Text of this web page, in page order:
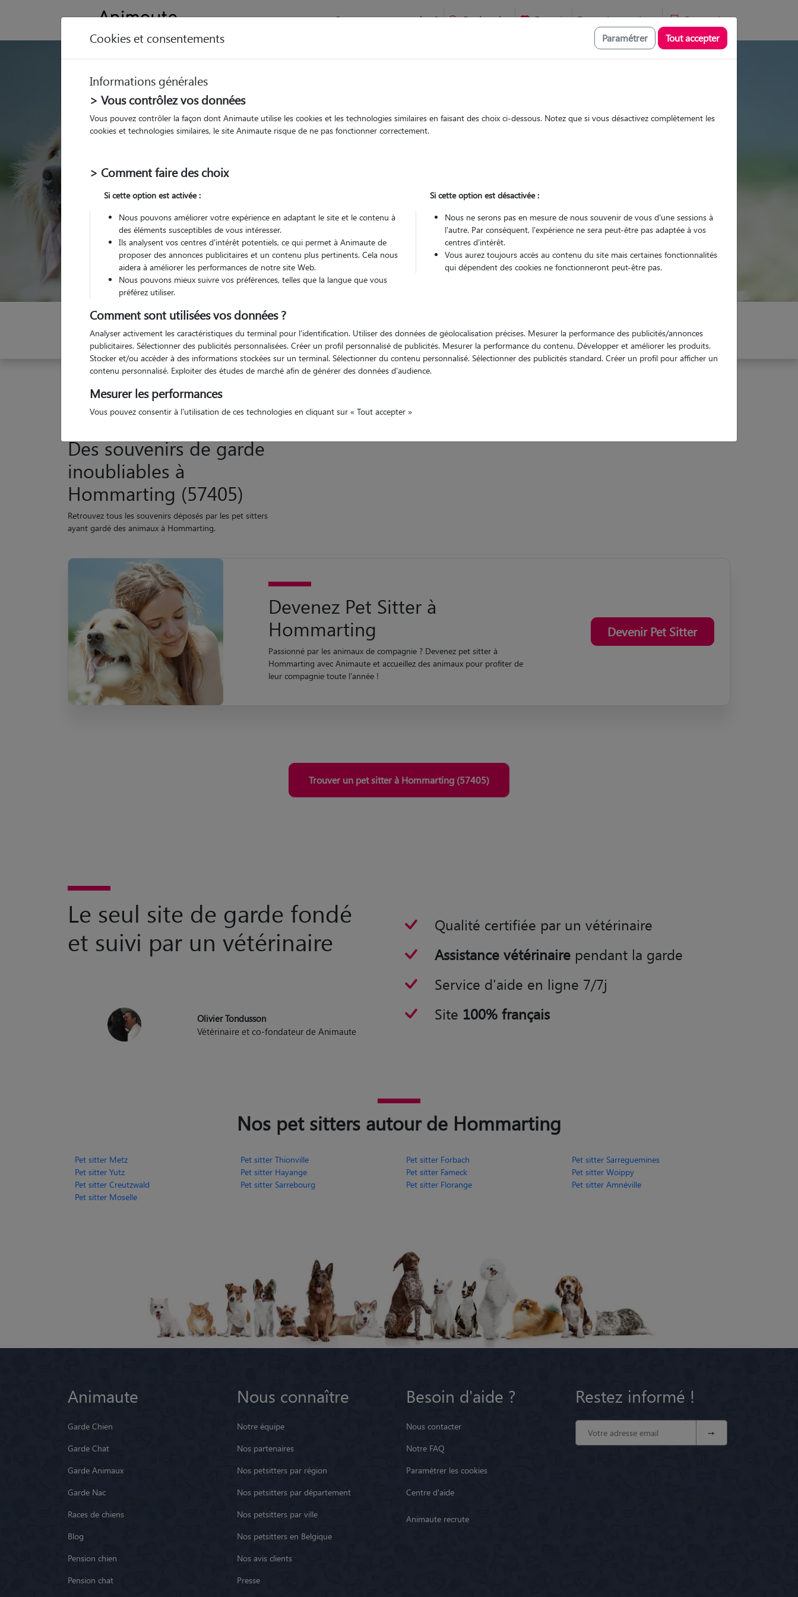
Comment ça marche ? Recherche Favoris Devenir pet sitter Connexion
GARDE ANIMAUX à Hommarting : Garde chien et chat en famille ou à domicile, visites et promenades
Trouvez une garde animaux à
Hommarting
Garde Promenades
Pour quel animal ?
Trouver mon Pet Sitter
Indiquez vos dates
Des souvenirs de garde
inoubliables à
Hommarting (57405)
Retrouvez tous les souvenirs déposés par les pet sitters
ayant gardé des animaux à Hommarting.
Devenez Pet Sitter à
Hommarting
Passionné par les animaux de compagnie ? Devenez pet sitter à
Hommarting avec Animaute et accueillez des animaux pour profiter de
leur compagnie toute l'année !
Devenir Pet Sitter
Trouver un pet sitter à Hommarting (57405)
Le seul site de garde fondé
et suivi par un vétérinaire
Qualité certifiée par un vétérinaire
Assistance vétérinaire pendant la garde
Service d'aide en ligne 7/7j
Site 100% français
Olivier Tondusson
Vétérinaire et co-fondateur de Animaute
Nos pet sitters autour de Hommarting
Pet sitter Metz Pet sitter Thionville Pet sitter Forbach
Pet sitter Sarreguemines
Pet sitter Yutz
Pet sitter Hayange Pet sitter Fameck
Pet sitter Woippy
Pet sitter Creutzwald
Pet sitter Sarrebourg Pet sitter Florange
Pet sitter Amnéville
Pet sitter Moselle
Animaute
Garde Chien
Garde Chat
Garde Animaux
Garde Nac
Races de chiens
Blog
Pension chien
Pension chat
Nous connaître
Notre équipe
Nos partenaires
Nos petsitters par région
Nos petsitters par département
Nos petsitters par ville
Nos petsitters en Belgique
Nos avis clients
Presse
Besoin d'aide ?
Nous contacter
Notre FAQ
Paramétrer les cookies
Centre d'aide
Animaute recrute
Restez informé !
Cookies et consentements Paramétrer Tout accepter
Informations générales
> Vous contrôlez vos données
Vous pouvez contrôler la façon dont Animaute utilise les cookies et les technologies similaires en faisant des choix ci-dessous. Notez que si vous désactivez complètement les
cookies et technologies similaires, le site Animaute risque de ne pas fonctionner correctement.
> Comment faire des choix
Si cette option est activée :
Nous pouvons améliorer votre expérience en adaptant le site et le contenu à
des éléments susceptibles de vous intéresser.
Ils analysent vos centres d'intérêt potentiels, ce qui permet à Animaute de
proposer des annonces publicitaires et un contenu plus pertinents. Cela nous
aidera à améliorer les performances de notre site Web.
Nous pouvons mieux suivre vos préférences, telles que la langue que vous
préférez utiliser.
Si cette option est désactivée :
Nous ne serons pas en mesure de nous souvenir de vous d'une sessions à
l'autre. Par conséquent, l'expérience ne sera peut-être pas adaptée à vos
centres d'intérêt.
Vous aurez toujours accès au contenu du site mais certaines fonctionnalités
qui dépendent des cookies ne fonctionneront peut-être pas.
Comment sont utilisées vos données ?
Analyser activement les caractéristiques du terminal pour l'identification. Utiliser des données de géolocalisation précises. Mesurer la performance des publicités/annonces
publicitaires. Sélectionner des publicités personnalisées. Créer un profil personnalisé de publicités. Mesurer la performance du contenu. Développer et améliorer les produits.
Stocker et/ou accéder à des informations stockées sur un terminal. Sélectionner du contenu personnalisé. Sélectionner des publicités standard. Créer un profil pour afficher un
contenu personnalisé. Exploiter des études de marché afin de générer des données d'audience.
Mesurer les performances
Vous pouvez consentir à l'utilisation de ces technologies en cliquant sur « Tout accepter »